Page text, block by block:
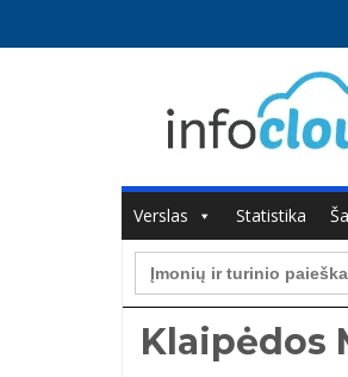
Verslas Statistika
Search
for:
Klaipėdos